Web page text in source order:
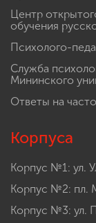
Центр
обучения
Психолого-
Служба
Мининского
Ответы на
Корпуса
Корпус №1: ул.
Корпус №2: пл.
Корпус №3: ул.